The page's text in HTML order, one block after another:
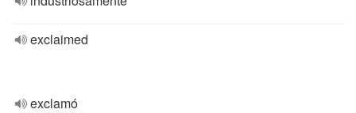
exclaimed
exclamó